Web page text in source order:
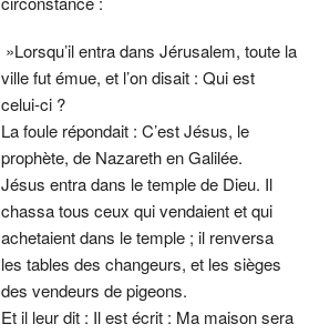
»Lorsqu’il entra dans Jérusalem, toute la
ville fut émue, et l’on disait : Qui est
celui-ci ?
La foule répondait : C’est Jésus, le
prophète, de Nazareth en Galilée.
Jésus entra dans le temple de Dieu. Il
chassa tous ceux qui vendaient et qui
achetaient dans le temple ; il renversa
les tables des changeurs, et les sièges
des vendeurs de pigeons.
Et il leur dit : Il est écrit : Ma maison sera